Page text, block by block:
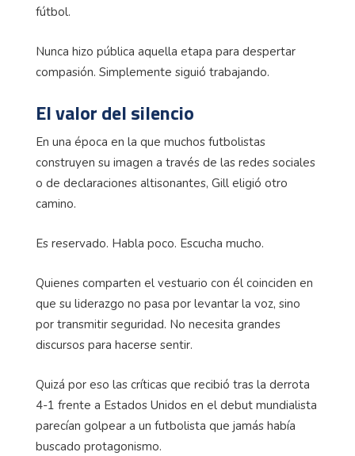
fútbol.
Nunca hizo pública aquella etapa para despertar
compasión. Simplemente siguió trabajando.
El valor del silencio
En una época en la que muchos futbolistas
construyen su imagen a través de las redes sociales
o de declaraciones altisonantes, Gill eligió otro
camino.
Es reservado. Habla poco. Escucha mucho.
Quienes comparten el vestuario con él coinciden en
que su liderazgo no pasa por levantar la voz, sino
por transmitir seguridad. No necesita grandes
discursos para hacerse sentir.
Quizá por eso las críticas que recibió tras la derrota
4-1 frente a Estados Unidos en el debut mundialista
parecían golpear a un futbolista que jamás había
buscado protagonismo.